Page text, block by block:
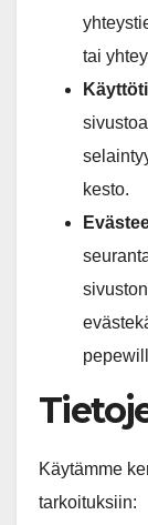
tai
kesto.
Käytämme
tarkoituksiin: